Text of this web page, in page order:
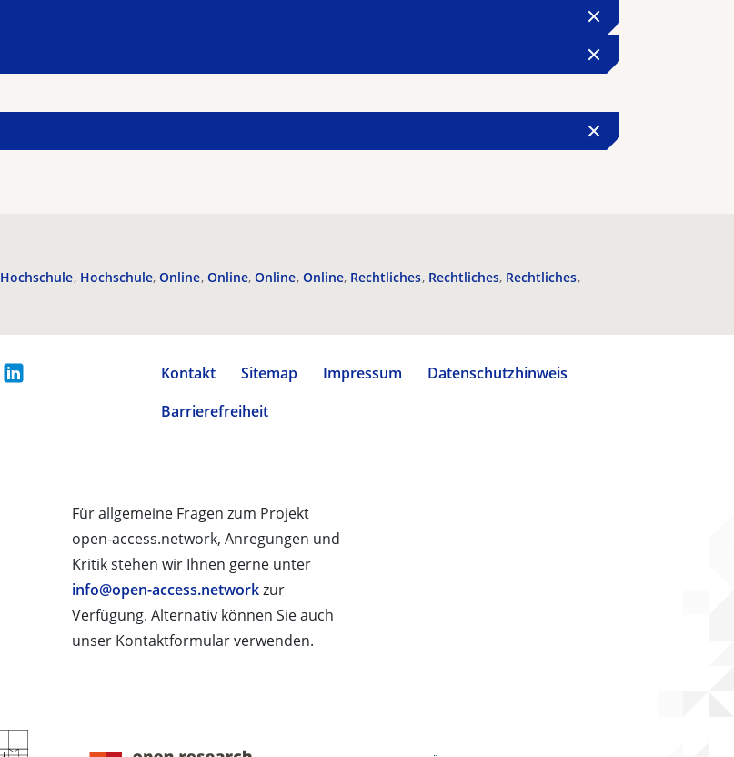
Hochschule Hochschule Online Online Online Online Rechtliches Rechtliches Rechtliches
Kontakt Sitemap Impressum
Datenschutzhinweis
Barrierefreiheit
Für allgemeine Fragen zum Projekt
open-access.network, Anregungen und
Kritik stehen wir Ihnen gerne unter
info@open-access.networkzur
Verfügung. Alternativ können Sie auch
unser Kontaktformular verwenden.